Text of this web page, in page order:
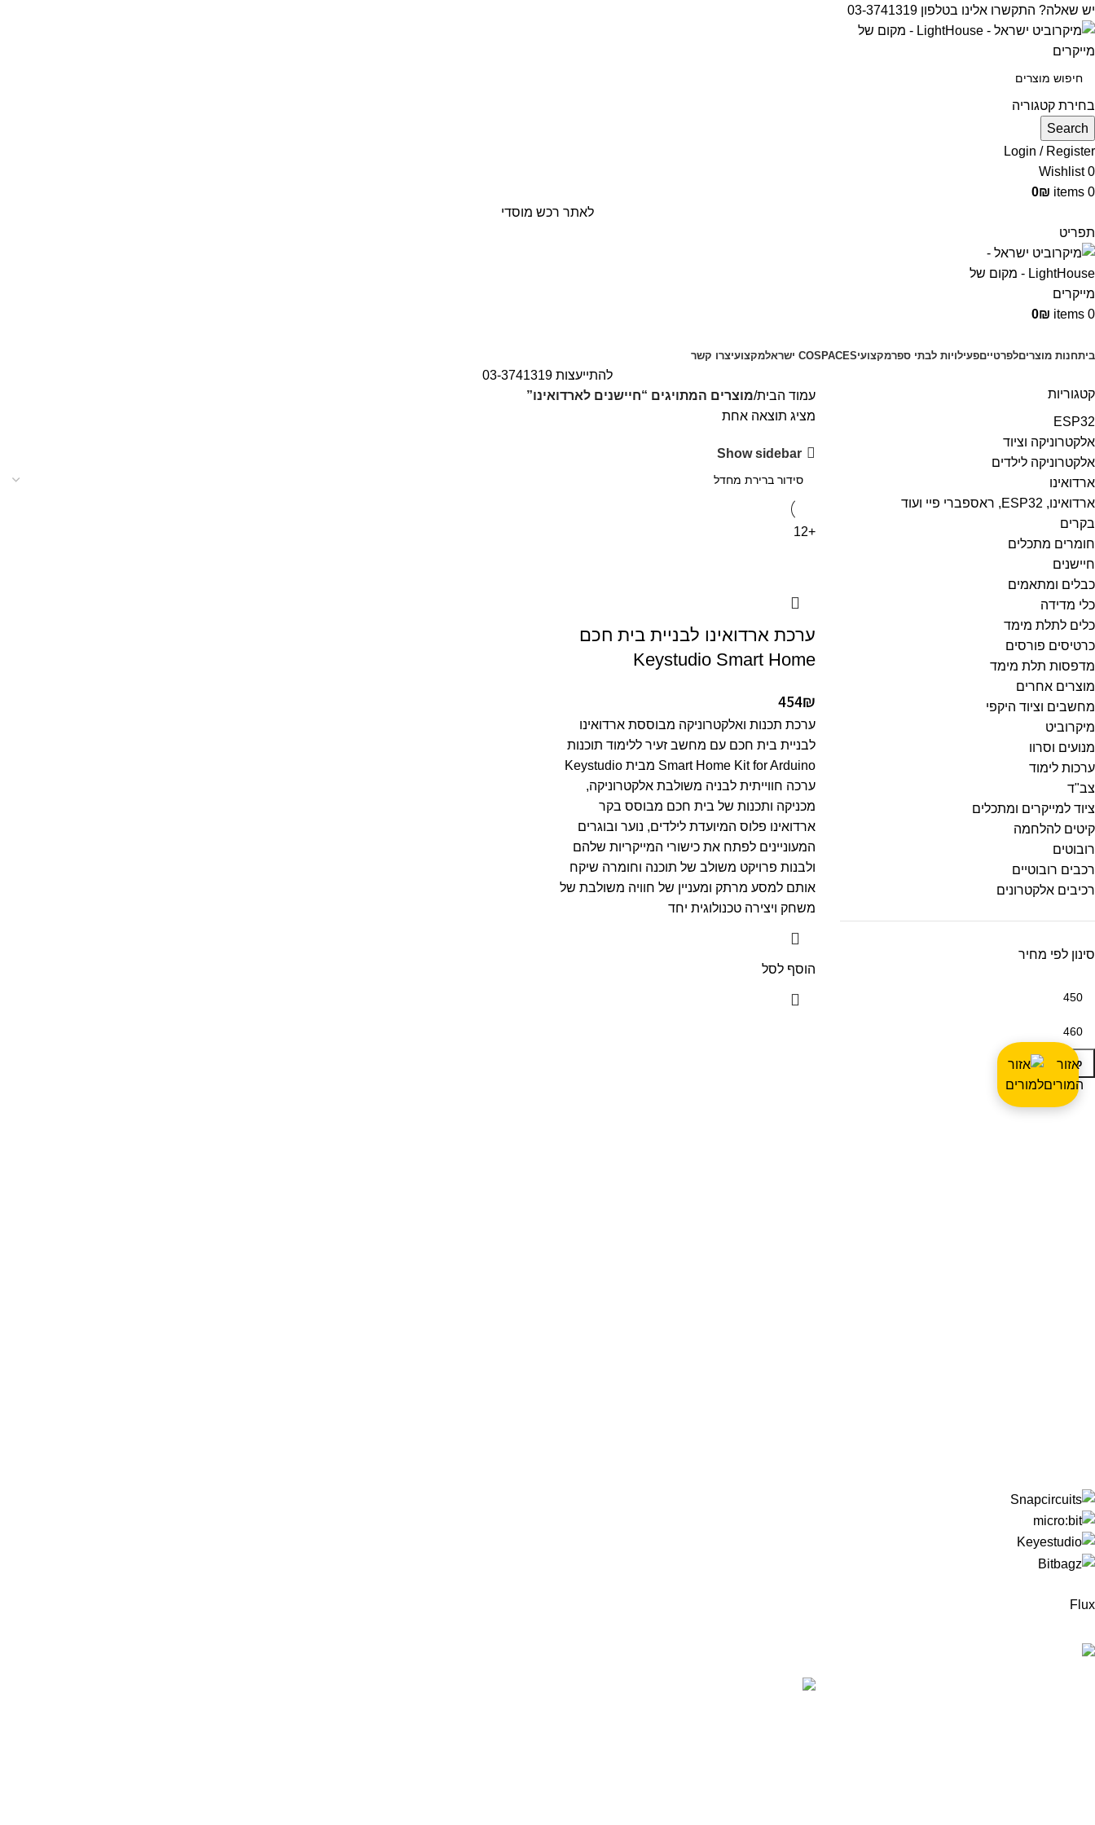
אזור
המורים
יש שאלה? התקשרו אלינו בטלפון 03-3741319
בחירת קטגוריה
Search
Login / Register
0
Wishlist
0
items
0₪
לאתר רכש מוסדי
תפריט
0
items
0₪
ביתחנות מוצריםלפרטייםפעילויות לבתי ספרמקצועיCOSPACES ישראל מקצועיצרו קשר
להתייעצות 03-3741319
קטגוריות
ESP32
אלקטרוניקה וציוד
אלקטרוניקה לילדים
ארדואינו
ארדואינו, ESP32, ראספברי פיי ועוד
בקרים
חומרים מתכלים
חיישנים
כבלים ומתאמים
כלי מדידה
כלים לתלת מימד
כרטיסים פורסים
מדפסות תלת מימד
מוצרים אחרים
מחשבים וציוד היקפי
מיקרוביט
מנועים וסרוו
ערכות לימוד
צב"ד
ציוד למייקרים ומתכלים
קיטים להלחמה
רובוטים
רכבים רובוטיים
רכיבים אלקטרונים
סינון לפי מחיר
סנן
עמוד הבית מוצרים המתויגים “חיישנים לארדואינו”
מציג תוצאה אחת
Show sidebar
+12
ערכת ארדואינו לבניית בית חכם
Keystudio Smart Home
454₪
ערכת תכנות ואלקטרוניקה מבוססת ארדואינו
לבניית בית חכם עם מחשב זעיר ללימוד תוכנות
Smart Home Kit for Arduino מבית Keystudio
ערכה חווייתית לבניה משולבת אלקטרוניקה,
מכניקה ותכנות של בית חכם מבוסס בקר
ארדואינו פלוס המיועדת לילדים, נוער ובוגרים
המעוניינים לפתח את כישורי המייקריות שלהם
ולבנות פרויקט משולב של תוכנה וחומרה שיקח
אותם למסע מרתק ומעניין של חוויה משולבת של
משחק ויצירה טכנולוגית יחד
הוסף לסל
Flux